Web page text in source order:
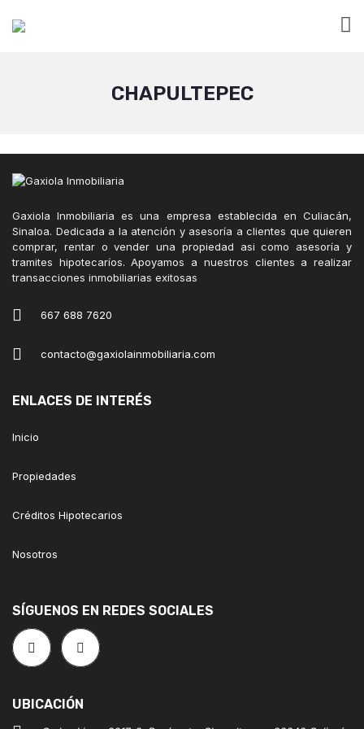
CHAPULTEPEC
Gaxiola Inmobiliaria es una empresa establecida en Culiacán,
Sinaloa. Dedicada a la atención y asesoría a clientes que quieren
comprar, rentar o vender una propiedad asi como asesoría y
tramites hipotecaríos. Apoyamos a nuestros clientes a realizar
transacciones inmobiliarias exitosas
667 688 7620
contacto@gaxiolainmobiliaria.com
ENLACES DE INTERÉS
Inicio
Propiedades
Créditos Hipotecarios
Nosotros
SÍGUENOS EN REDES SOCIALES
UBICACIÓN